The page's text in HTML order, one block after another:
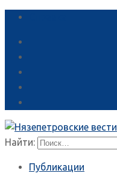
Найти:
Публикации